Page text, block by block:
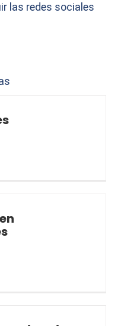
las redes sociales